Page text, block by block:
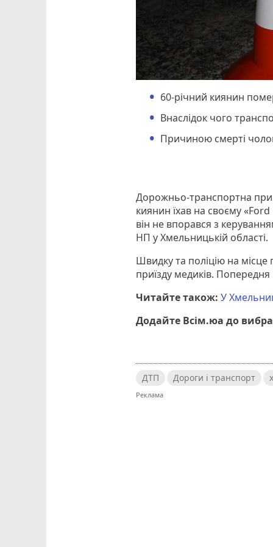
60-річний киянин
Внаслідок чого
Причиною смерті
Дорожньо-транспортна
киянин їхав на своєму
він не впорався з
НП у Хмельницькій області.
Швидку та поліцію на місце
приїзду медиків.
Читайте також:У
Додайте Всім.юа до
ДТП Дороги і транспорт